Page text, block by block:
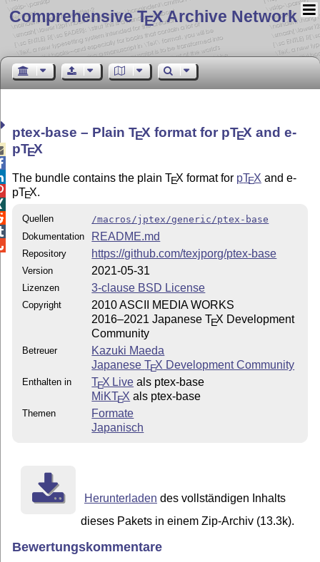
Comprehensive TEX Archive Network
ptex-base – PlainTEX format for pTEX and e-
pTEX
The bundle contains the plainTEX format for pTEX and e-
pTEX.
Quellen
/macros/jptex/generic/ptex-base
Dokumentation
README.md
Repository https://github.com/texjporg/ptex-base
Version 2021-05-31
Lizenzen 3-clause BSD License
Copyright
2010 ASCII MEDIA WORKS
2016–2021 JapaneseTEX Development
Community
Betreuer
Kazuki Maeda
JapaneseTEX Development Community
Enthalten in TEX Live als ptex-base
MiKTEX als ptex-base
Themen
Formate
Japanisch
Herunterladen des vollständigen Inhalts
dieses Pakets in einem Zip-Archiv (13.3k).
Bewertungskommentare